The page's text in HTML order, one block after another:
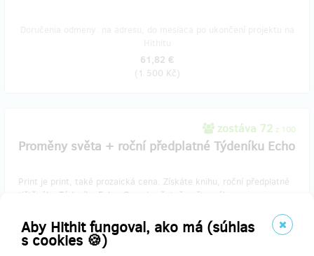
Aby Hithit fungoval, ako má (súhlas
s cookies 🍪)
61,82 €
(1 500 Kč)
zostáva 72 z 100
Proměny světa + roční předplatné Týdeníku Echo
Print je print, také prozaická cena. Získáte knihu, roční předplatné
tištěného Týdeníku Echo. Cena je včetně poštovného.
Doručenia odmeny: do mesiaca po ukončení projektu na Hithitu